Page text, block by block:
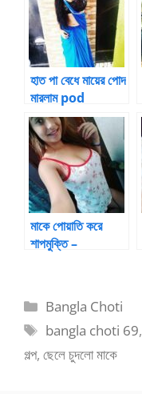
হাত পা বেধে মায়ের পোদ
মারলাম pod
marar golpo
মাকে পোয়াতি করে
শাপমুক্তি –
Categories
Bangla Choti
Tags
bangla choti 69,
গল্প, ছেলে চুদলো মাকে